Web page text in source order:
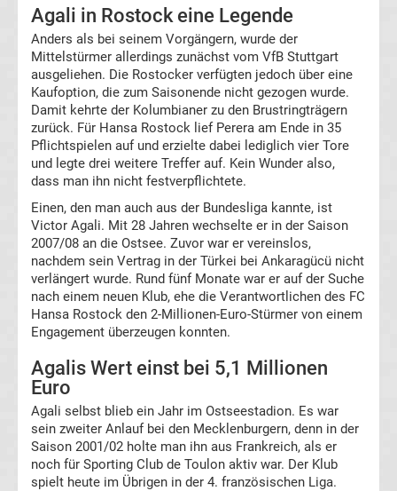
Eishockey
live
im
TV
Tabellen
Ergebnisse
International:
La
Liga
Ergebnisse
Liga
Agali in Rostock eine Legende
Anders als bei seinem Vorgängern, wurde der
Mittelstürmer allerdings zunächst vom VfB Stuttgart
ausgeliehen. Die Rostocker verfügten jedoch über eine
Kaufoption, die zum Saisonende nicht gezogen wurde.
Damit kehrte der Kolumbianer zu den Brustringträgern
zurück. Für Hansa Rostock lief Perera am Ende in 35
Pflichtspielen auf und erzielte dabei lediglich vier Tore
und legte drei weitere Treffer auf. Kein Wunder also,
dass man ihn nicht festverpflichtete.
Einen, den man auch aus der Bundesliga kannte, ist
Victor Agali. Mit 28 Jahren wechselte er in der Saison
2007/08 an die Ostsee. Zuvor war er vereinslos,
nachdem sein Vertrag in der Türkei bei Ankaragücü nicht
verlängert wurde. Rund fünf Monate war er auf der Suche
nach einem neuen Klub, ehe die Verantwortlichen des FC
Hansa Rostock den 2-Millionen-Euro-Stürmer von einem
Engagement überzeugen konnten.
Agalis Wert einst bei 5,1 Millionen
Euro
Agali selbst blieb ein Jahr im Ostseestadion. Es war
sein zweiter Anlauf bei den Mecklenburgern, denn in der
Saison 2001/02 holte man ihn aus Frankreich, als er
noch für Sporting Club de Toulon aktiv war. Der Klub
spielt heute im Übrigen in der 4. französischen Liga.